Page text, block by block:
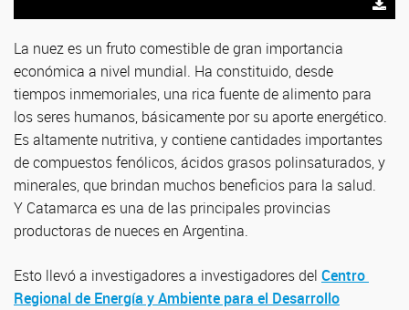
La nuez es un fruto comestible de gran importancia
económica a nivel mundial. Ha constituido, desde
tiempos inmemoriales, una rica fuente de alimento para
los seres humanos, básicamente por su aporte energético.
Es altamente nutritiva, y contiene cantidades importantes
de compuestos fenólicos, ácidos grasos polinsaturados, y
minerales, que brindan muchos beneficios para la salud.
Y Catamarca es una de las principales provincias
productoras de nueces en Argentina.
Esto llevó a investigadores a investigadores del Centro
Regional de Energía y Ambiente para el Desarrollo